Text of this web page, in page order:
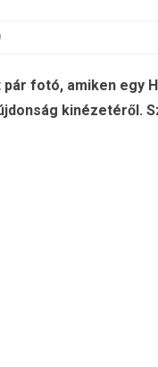
fotó, amiken egy
kinézetéről.